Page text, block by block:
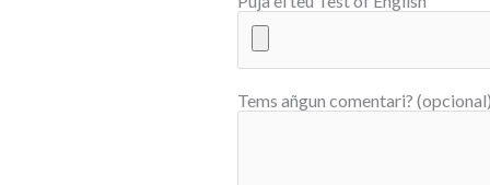
Tems añgun comentari?